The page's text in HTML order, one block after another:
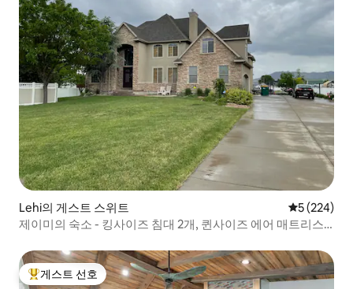
Lehi의 게스트 스위트 평점 5점(5
5 (224)
제이미의 숙소 - 킹사이즈 침대 2개, 퀸사이즈 에어 매트리스 1
상위 게스트 선호
게스트 선호